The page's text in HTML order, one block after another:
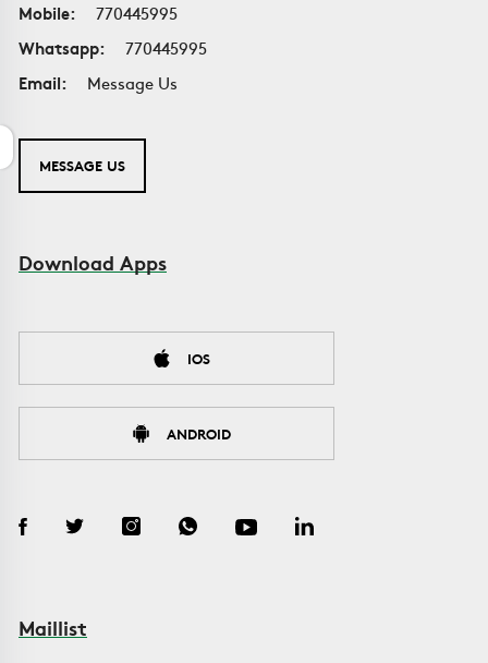
Mobile:
770445995
Whatsapp:
770445995
Email:
Message Us
MESSAGE US
Download Apps
IOS
ANDROID
Maillist